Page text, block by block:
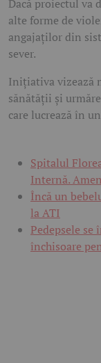
Dacă proiectul va
alte forme de
angajaților din
sever.
Inițiativa vizează
sănătății și
care lucrează în
Spitalul
Internă.
Încă un
la ATI
Pedepsele se
închisoare